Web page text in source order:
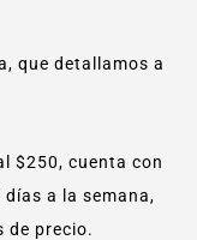
que detallamos a
$250, cuenta con
a la semana,
de precio.